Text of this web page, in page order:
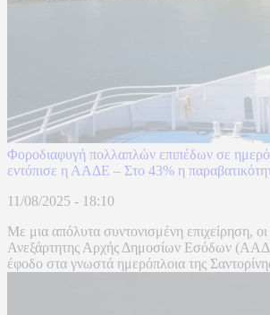
Φοροδιαφυγή πολλαπλών επιπέδων σε
εντόπισε η ΑΑΔΕ – Στο 43% η
11/08/2025 - 18:10
Με μια απόλυτα συντονισμένη επιχείρηση, οι
Ανεξάρτητης Αρχής Δημοσίων Εσόδων
έφοδο στα γνωστά ημερόπλοια της